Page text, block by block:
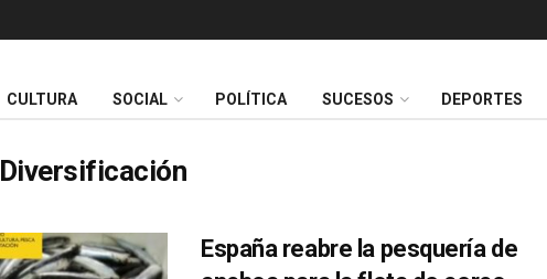
CULTURA SOCIAL POLÍTICA SUCESOS DEPORTES
Diversificación
España reabre la pesquería de